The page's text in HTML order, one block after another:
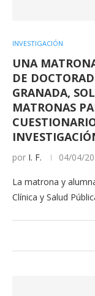
INVESTIGACIÓN
UNA
DE
GRANADA,
MATRONAS
por I. F. 04/04/
La matrona y
Clínica y Salud